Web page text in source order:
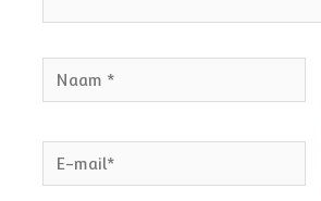
Naam
*
E-
mail*